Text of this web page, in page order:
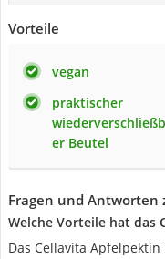
Vorteile
vegan
praktischer
er Beutel
Fragen und Antworten
Welche Vorteile hat das
Das Cellavita